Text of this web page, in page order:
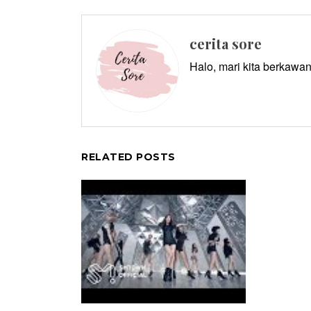
cerita sore
Halo, mari kita
RELATED POSTS